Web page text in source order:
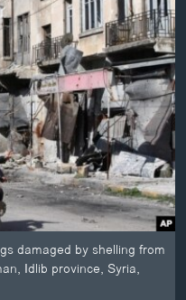
damaged by shelling from
Idlib province, Syria,